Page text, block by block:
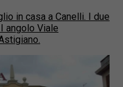
in casa a Canelli. I due
angolo Viale